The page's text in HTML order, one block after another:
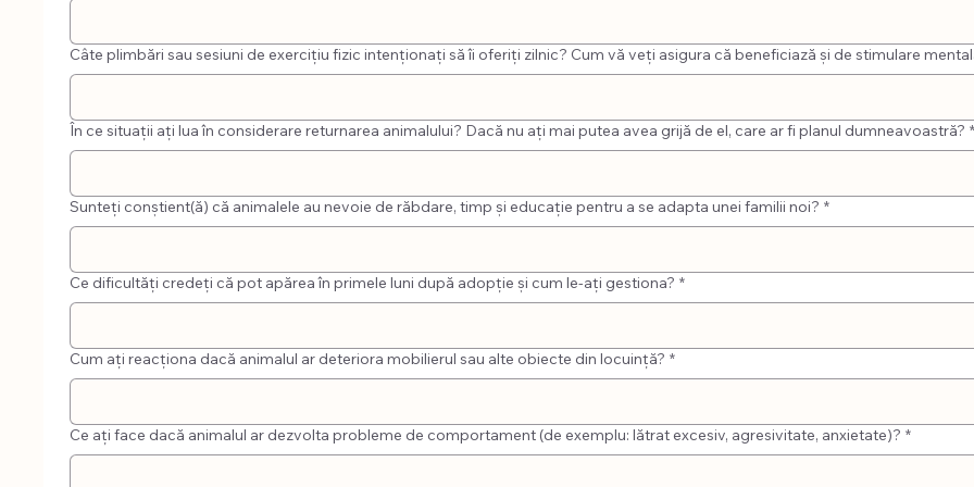
Câte plimbări sau sesiuni de exercițiu fizic intenționați să îi oferiți zilnic? Cum vă veți asigura că beneficiază și de stimulare
În ce situații ați lua în considerare returnarea animalului? Dacă nu ați mai putea avea grijă de el, care ar fi planul dumneavoastră? *
Sunteți conștient(ă) că animalele au nevoie de răbdare, timp și educație pentru a se adapta unei familii noi? *
Ce dificultăți credeți că pot apărea în primele luni după adopție și cum le-ați gestiona? *
Cum ați reacționa dacă animalul ar deteriora mobilierul sau alte obiecte din locuință? *
Ce ați face dacă animalul ar dezvolta probleme de comportament (de exemplu: lătrat excesiv, agresivitate, anxietate)? *